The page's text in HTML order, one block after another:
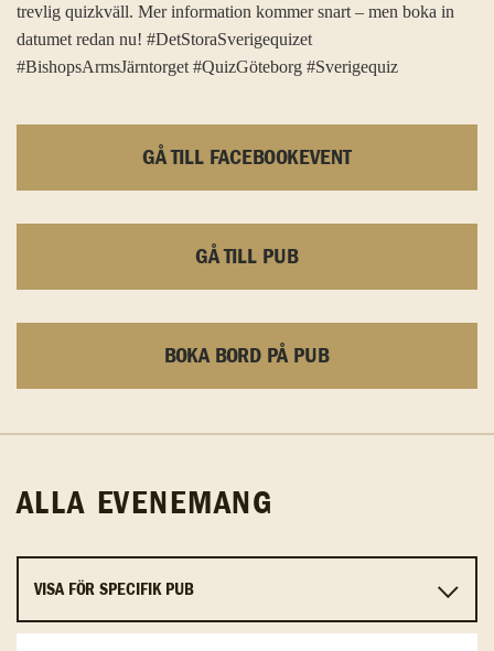
trevlig quizkväll. Mer information kommer snart – men boka in
datumet redan nu! #DetStoraSverigequizet
#BishopsArmsJärntorget #QuizGöteborg #Sverigequiz
GÅ TILL FACEBOOKEVENT
GÅ TILL PUB
BOKA BORD PÅ PUB
ALLA EVENEMANG